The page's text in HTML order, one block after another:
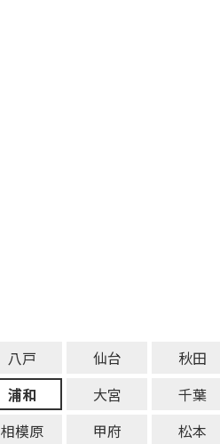
八戸 仙台 秋田
浦和 大宮 千葉
相模原 甲府 松本